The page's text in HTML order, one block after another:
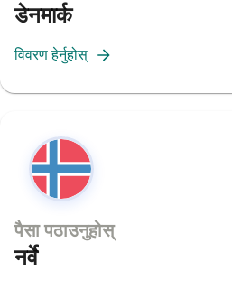
डेनमार्क
विवरण हेर्नुहोस्
पैसा पठाउनुहोस्
नर्वे